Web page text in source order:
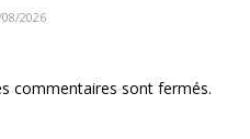
2026
commentaires sont fermés.